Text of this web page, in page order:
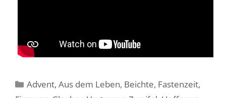
Kategorien
Advent,Aus dem Leben, Beichte, Fastenzeit,